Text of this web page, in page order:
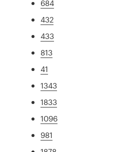
684
432
433
813
41
1343
1833
1096
981